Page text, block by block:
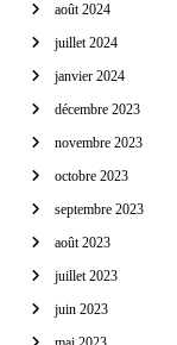
août 2024
juillet 2024
janvier 2024
décembre 2023
novembre 2023
octobre 2023
septembre 2023
août 2023
juillet 2023
juin 2023